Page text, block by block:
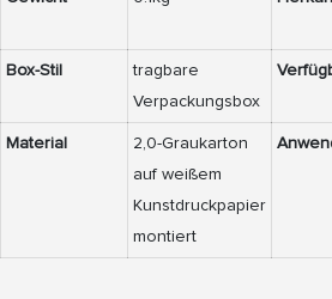
Box-Stil
tragbare
Verpackungsbox
Material
2,0-Graukarton
auf weißem
Kunstdruckpapier
montiert